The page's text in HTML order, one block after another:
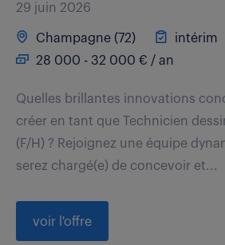
29 juin 2026
Champagne (72) intérim
28 000 - 32 000 € / an
Quelles brillantes innovations
créer en tant que Technicien
(F/H) ? Rejoignez une équipe
serez chargé(e) de concevoir et...
voir l'offre